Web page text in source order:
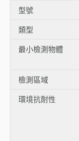
型號
類型
最小檢測物體
檢測區域
環境抗耐性